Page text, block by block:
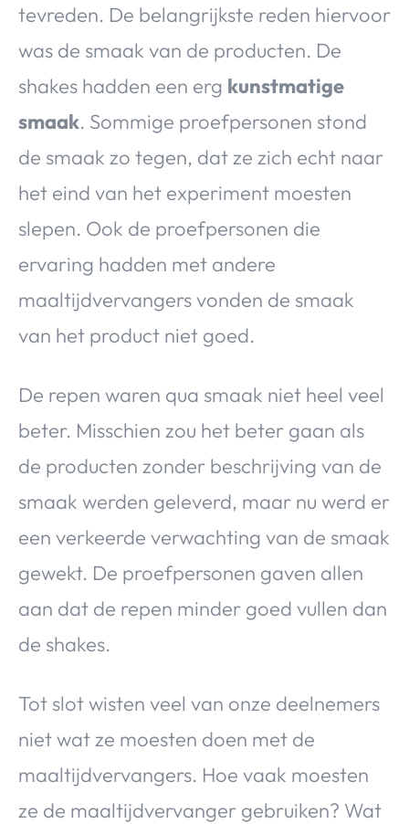
tevreden. De belangrijkste reden hiervoor
was de smaak van de producten. De
shakes hadden een erg kunstmatige
smaak. Sommige proefpersonen stond
de smaak zo tegen, dat ze zich echt naar
het eind van het experiment moesten
slepen. Ook de proefpersonen die
ervaring hadden met andere
maaltijdvervangers vonden de smaak
van het product niet goed.
De repen waren qua smaak niet heel veel
beter. Misschien zou het beter gaan als
de producten zonder beschrijving van de
smaak werden geleverd, maar nu werd er
een verkeerde verwachting van de smaak
gewekt. De proefpersonen gaven allen
aan dat de repen minder goed vullen dan
de shakes.
Tot slot wisten veel van onze deelnemers
niet wat ze moesten doen met de
maaltijdvervangers. Hoe vaak moesten
ze de maaltijdvervanger gebruiken? Wat